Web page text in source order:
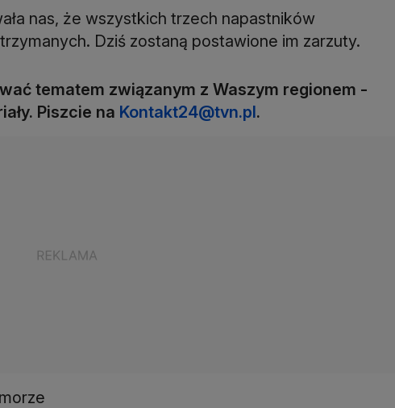
nas, że wszystkich trzech napastników
Dziś zostaną postawione im zarzuty.
tematem związanym z Waszym regionem -
Piszcie na Kontakt24@tvn.pl.